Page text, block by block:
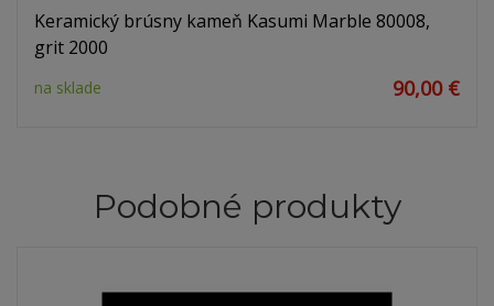
Keramický brúsny kameň Kasumi Marble 80008,
grit 2000
na sklade 90,00 €
Podobné produkty